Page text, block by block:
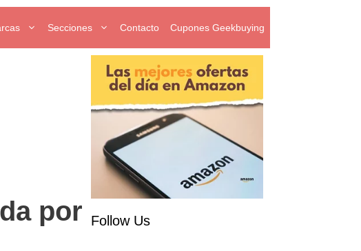
Secciones Contacto Cupones Geekbuying
por
Follow Us